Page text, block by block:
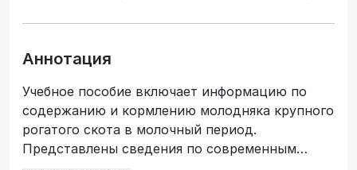
Аннотация
Учебное пособие включает информацию по
содержанию и кормлению молодняка крупного
рогатого скота в молочный период.
Представлены сведения по современным